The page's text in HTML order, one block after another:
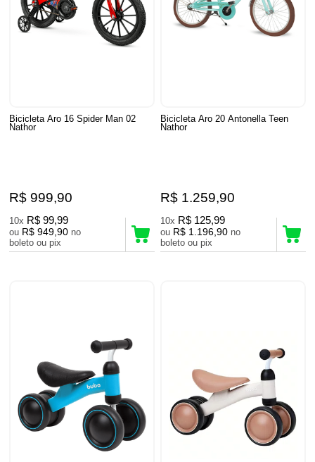
Bicicleta Aro 16 Spider Man 02
Nathor
R$ 999,90
10x R$ 99,99
ou R$ 949,90 no
boleto ou pix
Bicicleta Aro 20 Antonella Teen
Nathor
R$ 1.259,90
10x R$ 125,99
ou R$ 1.196,90 no
boleto ou pix